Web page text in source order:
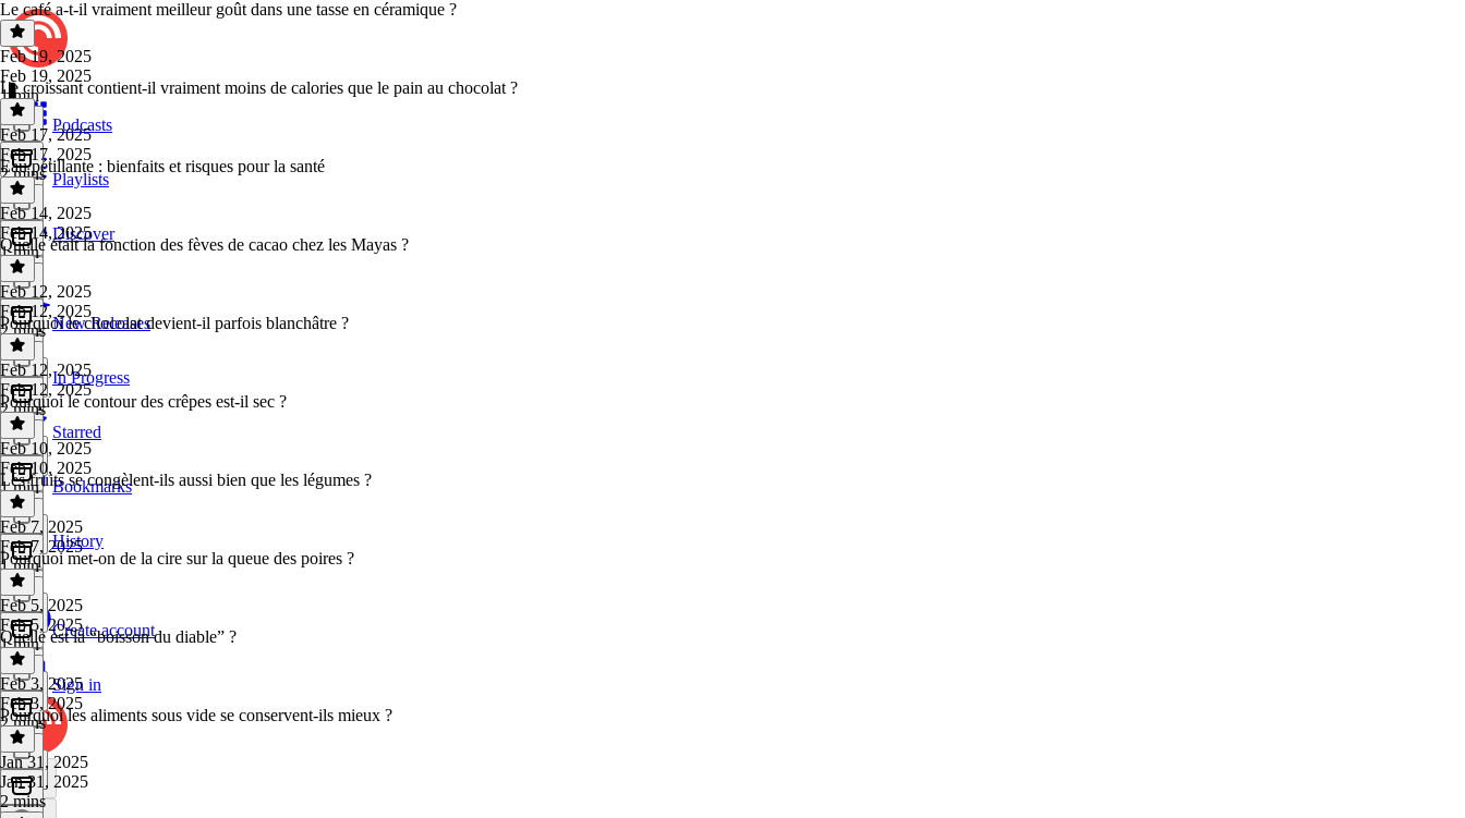
Podcasts
Playlists
Discover
New Releases
In Progress
Starred
Bookmarks
History
Create account
Sign in
Le café a-t-il vraiment meilleur goût dans une tasse en céramique ?
Feb 19, 2025
Feb 19, 2025
1 min
Le croissant contient-il vraiment moins de calories que le pain au chocolat ?
Feb 17, 2025
Feb 17, 2025
2 mins
Eau pétillante : bienfaits et risques pour la santé
Feb 14, 2025
Feb 14, 2025
1 min
Quelle était la fonction des fèves de cacao chez les Mayas ?
Feb 12, 2025
Feb 12, 2025
2 mins
Pourquoi le chocolat devient-il parfois blanchâtre ?
Feb 12, 2025
Feb 12, 2025
2 mins
Pourquoi le contour des crêpes est-il sec ?
Feb 10, 2025
Feb 10, 2025
1 min
Les fruits se congèlent-ils aussi bien que les légumes ?
Feb 7, 2025
Feb 7, 2025
1 min
Pourquoi met-on de la cire sur la queue des poires ?
Feb 5, 2025
Feb 5, 2025
1 min
Quelle est la “boisson du diable” ?
Feb 3, 2025
Feb 3, 2025
2 mins
Pourquoi les aliments sous vide se conservent-ils mieux ?
Jan 31, 2025
Jan 31, 2025
2 mins